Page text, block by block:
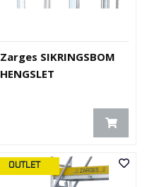
Zarges SIKRINGSBOM
HENGSLET
OUTLET